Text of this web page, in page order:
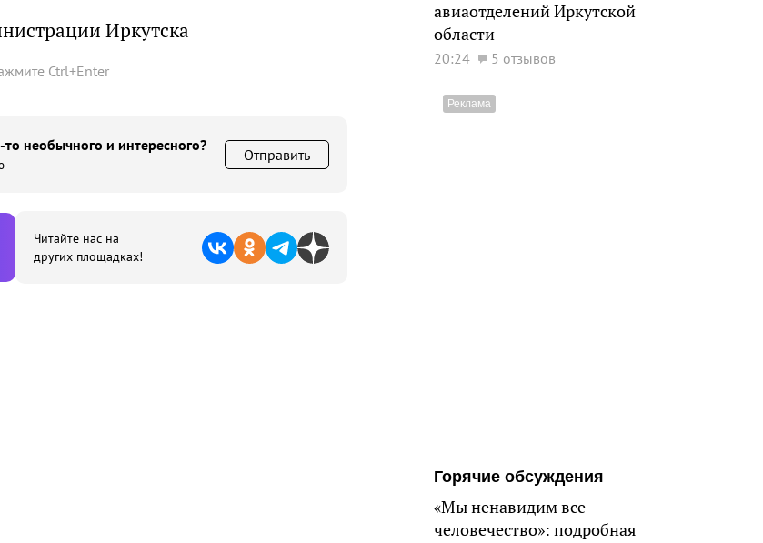
Иркутска
Ctrl+Enter
необычного и интересного?
Отправить
Читайте нас на
других площадках!
авиаотделений Иркутской
области
20:24 5 отзывов
Горячие обсуждения
«Мы ненавидим все
человечество»: подробная